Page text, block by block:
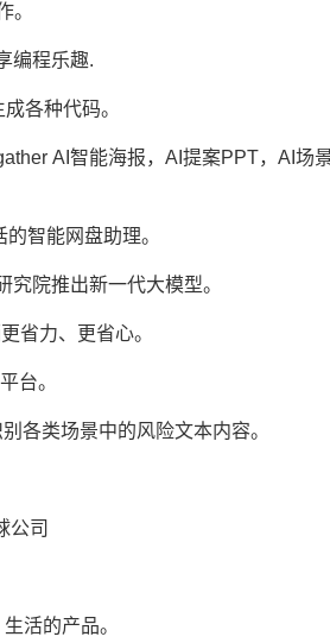
。
编程乐趣.
各种代码。
AI智能海报，AI提案PPT，AI场
智能网盘助理。
院推出新一代大模型。
省力、更省心。
台。
各类场景中的风险文本内容。
公司
活的产品。